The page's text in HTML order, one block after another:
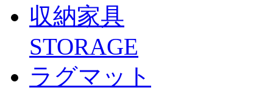
収納家具
STORAGE
ラグマット